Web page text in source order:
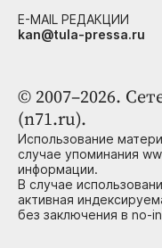
© 2007–2026.
(n71.ru).
Использование
случае упоминания
информации.
В случае
активная
без заключения в no-
E-MAIL РЕДАКЦИИ
kan@tula-pressa.ru